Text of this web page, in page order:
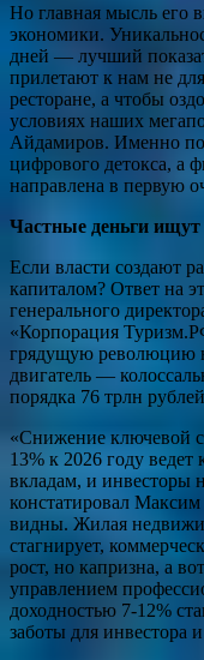
Но главная мысль его
экономики.
дней — лучший
прилетают к нам не
ресторане, а чтобы
условиях наших
Айдамиров. Именно
цифрового детокса, а
направлена в первую
Частные деньги
Если власти создают
капиталом? Ответ на
генерального
«Корпорация
грядущую революцию
двигатель —
порядка 76 трлн
«Снижение ключевой
13% к 2026 году
вкладам, и инвесторы
констатировал
видны. Жилая
стагнирует,
рост, но капризна, а
управлением
доходностью 7-12%
заботы для инвестора